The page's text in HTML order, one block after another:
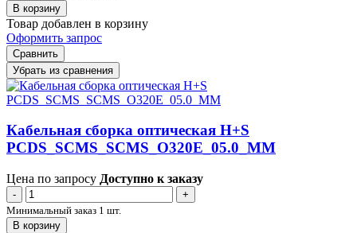
В корзину
Товар добавлен в корзину
Оформить запрос
Сравнить
Убрать из сравнения
Кабельная сборка оптическая H+S
PCDS_SCMS_SCMS_O320E_05.0_MM
Цена по запросу Доступно к заказу
-
+
Минимальный заказ 1 шт.
В корзину